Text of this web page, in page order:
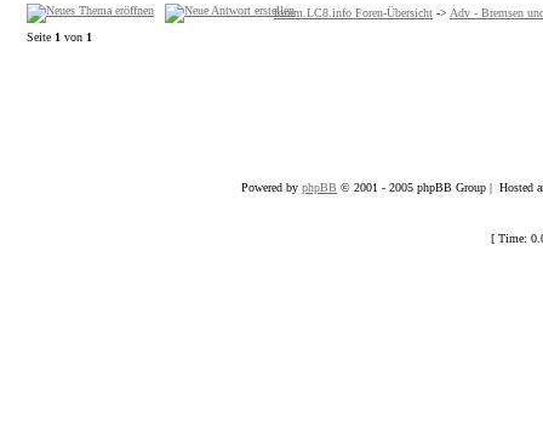
forum.LC8.info Foren-Übersicht -> Adv - Bremsen
Seite 1 von 1
Powered by phpBB © 2001 - 2005 phpBB Group | Hosted
[ Time: